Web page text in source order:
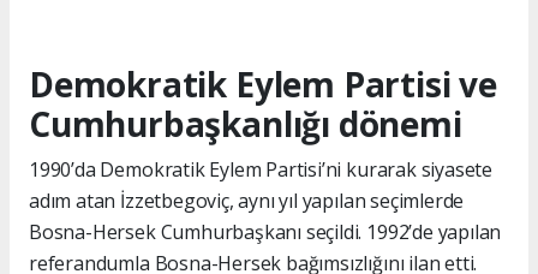
Demokratik Eylem Partisi ve
Cumhurbaşkanlığı dönemi
1990’da Demokratik Eylem Partisi’ni kurarak siyasete
adım atan İzzetbegoviç, aynı yıl yapılan seçimlerde
Bosna-Hersek Cumhurbaşkanı seçildi. 1992’de yapılan
referandumla Bosna-Hersek bağımsızlığını ilan etti.